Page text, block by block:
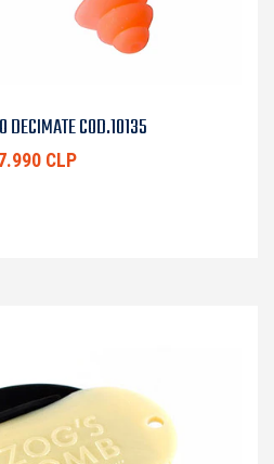
DECIMATE COD.10135
CLP